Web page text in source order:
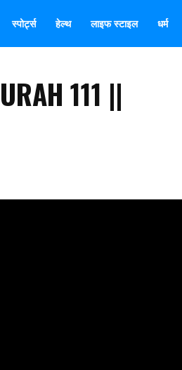
स्पोर्ट्स हेल्थ लाइफ स्टाइल धर्म